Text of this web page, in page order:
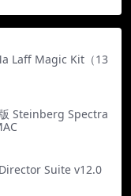
Laff Magic Kit（13
Steinberg Spectra
Suite v12.0